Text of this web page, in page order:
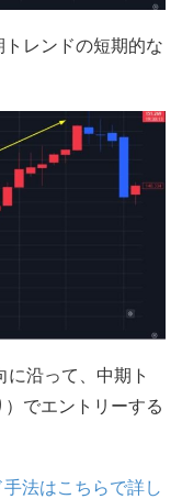
レンドの短期的な
沿って、中期ト
でエントリーする
法はこちらで詳し